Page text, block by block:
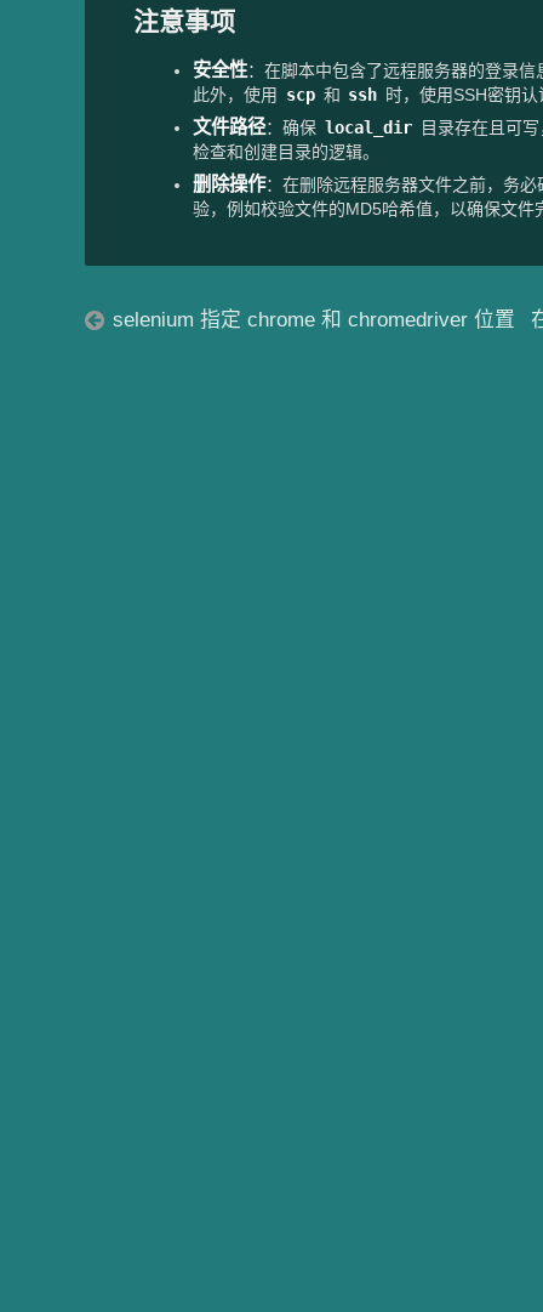
注意事项
安全性：在脚本中包含了远程服务器的登录
此外，使用
scp 和 ssh 时，使用SSH密钥
文件路径：确保 local_dir
目录存在且可
检查和创建目录的逻辑。
删除操作：在删除远程服务器文件之前，务
验，例如校验文件的MD5哈希值，以确保文件
selenium 指定 chrome 和 chromedriver 位置